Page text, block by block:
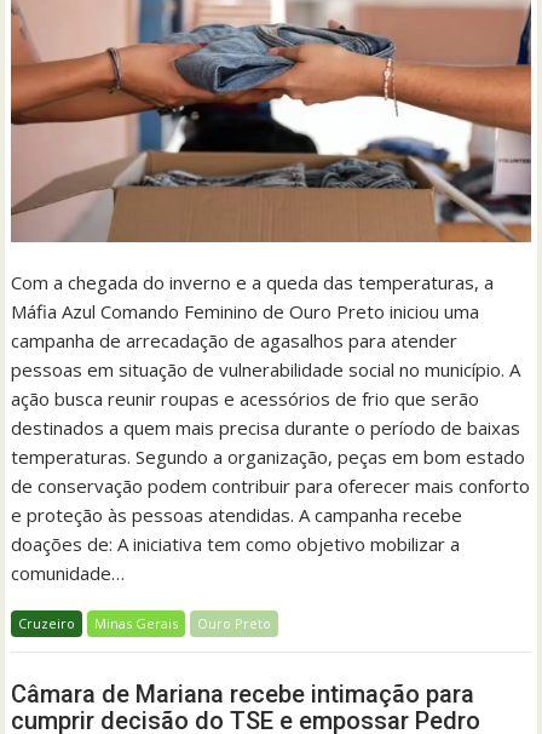
Com a chegada do inverno e a queda das temperaturas, a
Máfia Azul Comando Feminino de Ouro Preto iniciou uma
campanha de arrecadação de agasalhos para atender
pessoas em situação de vulnerabilidade social no município. A
ação busca reunir roupas e acessórios de frio que serão
destinados a quem mais precisa durante o período de baixas
temperaturas. Segundo a organização, peças em bom estado
de conservação podem contribuir para oferecer mais conforto
e proteção às pessoas atendidas. A campanha recebe
doações de: A iniciativa tem como objetivo mobilizar a
comunidade…
Cruzeiro Minas Gerais Ouro Preto
Câmara de Mariana recebe intimação para
cumprir decisão do TSE e empossar Pedro